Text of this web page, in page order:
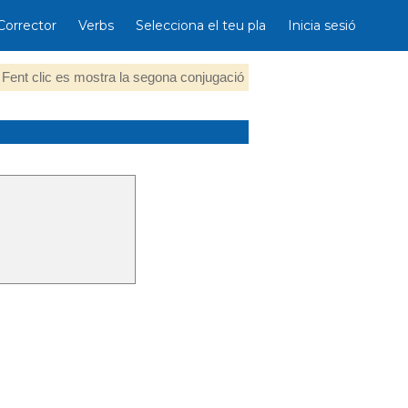
Verbs Selecciona el teu pla Inicia sesió
Fent clic es mostra la segona conjugació